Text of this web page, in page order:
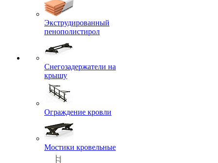
Экструдированный
пенополистирол
Снегозадержатели на
крышу
Ограждение кровли
Мостики кровельные